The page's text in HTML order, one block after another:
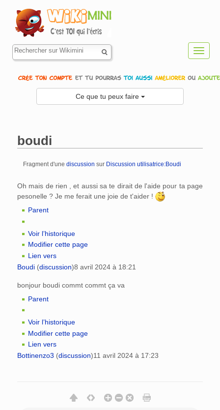
Ce que tu peux faire
boudi
Fragment d'une discussion sur Discussion utilisatrice:Boudi
Oh mais de rien , et aussi sa te dirait de l'aide pour ta page
pesonelle ? Je me ferait une joie de t'aider !
Parent
Voir l’historique
Modifier cette page
Lien vers
Boudi (discussion)8 avril 2024 à 18:21
bonjour boudi commt commt ça va
Parent
Voir l’historique
Modifier cette page
Lien vers
Bottinenzo3 (discussion)11 avril 2024 à 17:23